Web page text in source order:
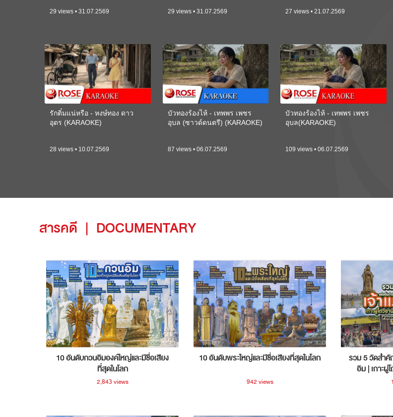
29 views • 31.07.2569 29 views • 31.07.2569 27 views • 21.07.2569
รักติ๋มแน่หรือ - หงษ์ทอง ดาว
อุดร (KARAOKE)
28 views • 10.07.2569
บัวทองร้องไห้ - เทพพร เพชร
อุบล (ซาวด์ดนตรี) (KARAOKE)
87 views • 06.07.2569
บัวทองร้องไห้ - เทพพร เพชร
อุบล(KARAOKE)
109 views • 06.07.2569
สารคดี | DOCUMENTARY
10 อันดับกวนอิมองค์ใหญ่และมีชื่อเสียง
ที่สุดในโลก
2,843 views
10 อันดับพระใหญ่และมีชื่อเสียงที่สุดในโลก
942 views
รวม 5 วัดสำคั
อิม | เกาะผู่